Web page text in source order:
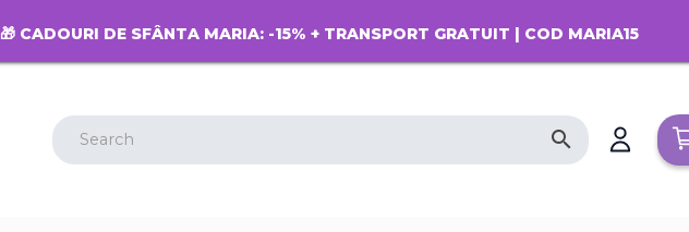
🎁 CADOURI DE SFÂNTA MARIA: -15% + TRANSPORT GRATUIT | COD MARIA15
search